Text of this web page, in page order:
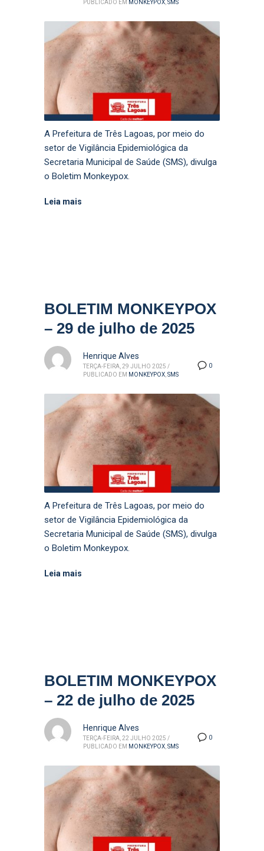
PUBLICADO EM MONKEYPOX,SMS
A Prefeitura de Três Lagoas, por meio do
setor de Vigilância Epidemiológica da
Secretaria Municipal de Saúde (SMS), divulga
o Boletim Monkeypox.
Leia mais
BOLETIM MONKEYPOX
– 29 de julho de 2025
0
Henrique Alves
TERÇA-FEIRA, 29 JULHO 2025 /
PUBLICADO EM MONKEYPOX SMS
A Prefeitura de Três Lagoas, por meio do
setor de Vigilância Epidemiológica da
Secretaria Municipal de Saúde (SMS), divulga
o Boletim Monkeypox.
Leia mais
BOLETIM MONKEYPOX
– 22 de julho de 2025
0
Henrique Alves
TERÇA-FEIRA, 22 JULHO 2025 /
PUBLICADO EM MONKEYPOX SMS